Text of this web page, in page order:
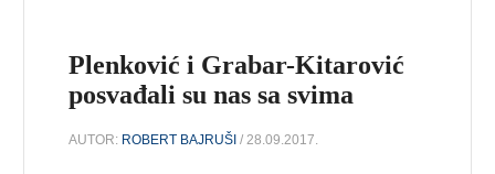
Plenković i Grabar-Kitarović
posvađali su nas sa svima
AUTOR: ROBERT BAJRUŠI / 28.09.2017.